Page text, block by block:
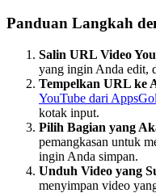
Panduan Langkah
Salin URL Video
yang ingin Anda edit,
Tempelkan URL ke
YouTube dari
kotak input.
Pilih Bagian yang
pemangkasan untuk
ingin Anda simpan.
Unduh Video yang
menyimpan video